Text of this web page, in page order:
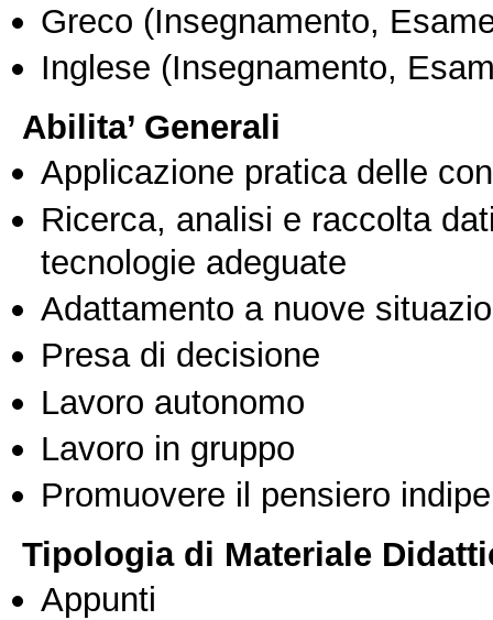
Greco (Insegnamento,
Inglese (Insegnamento,
Abilita’ Generali
Applicazione pratica delle
Ricerca, analisi e raccolta
tecnologie adeguate
Adattamento a nuove
Presa di decisione
Lavoro autonomo
Lavoro in gruppo
Promuovere il pensiero
Tipologia di Materiale
Appunti